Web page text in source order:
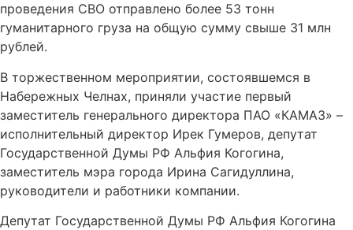
проведения СВО отправлено более 53 тонн
гуманитарного груза на общую сумму свыше 31 млн
рублей.
В торжественном мероприятии, состоявшемся в
Набережных Челнах, приняли участие первый
заместитель генерального директора ПАО «КАМАЗ» –
исполнительный директор Ирек Гумеров, депутат
Государственной Думы РФ Альфия Когогина,
заместитель мэра города Ирина Сагидуллина,
руководители и работники компании.
Депутат Государственной Думы РФ Альфия Когогина